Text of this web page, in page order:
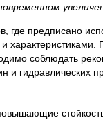
где предписано
характеристиками.
соблюдать
и гидравлических